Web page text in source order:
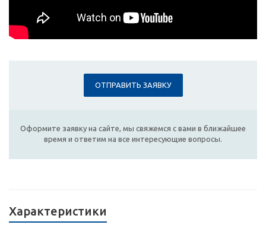
ОТПРАВИТЬ ЗАЯВКУ
Оформите заявку на сайте, мы свяжемся с вами в ближайшее
время и ответим на все интересующие вопросы.
Характеристики